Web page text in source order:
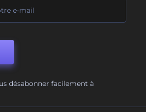
désabonner facilement à